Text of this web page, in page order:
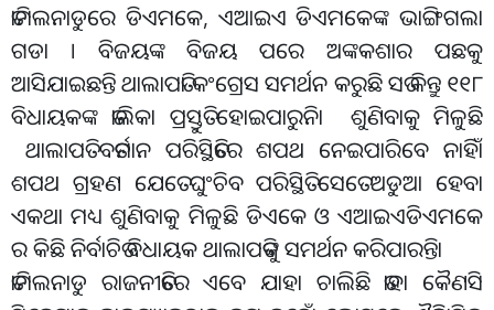
ତାମିଲନାଡୁରେ ଡିଏମକେ, ଏଆଇଏ ଡିଏମକେଙ୍କ ଭାଙ୍ଗିଗଲା
ଗଡା । ବିଜୟଙ୍କ ବିଜୟ ପରେ ଅଙ୍କକଶାର ପଛକୁ
ଆସିଯାଇଛନ୍ତି ଥାଲାପତିା କଂଗ୍ରେସ ସମର୍ଥନ କରୁଛି ସତ କିନ୍ତୁ ୧୧୮
ବିଧାୟକଙ୍କ ତାଲିକା ପ୍ରସ୍ତୁତି ହୋଇପାରୁନିା ଶୁଣିବାକୁ ମିଳୁଛି
ଥାଲାପତି ବର୍ତମାନ ପରିସ୍ଥିତିରେ ଶପଥ ନେଇପାରିବେ ନାହିାଁ
ଶପଥ ଗ୍ରହଣ ଯେତେ ଘୁଂଚିବ ପରିସ୍ଥିତି ସେତେ ଅଡୁଆ ହେବା
ଏକଥା ମଧ୍ୟ ଶୁଣିବାକୁ ମିଳୁଛି ଡିଏକେ ଓ ଏଆଇଏଡିଏମକେ
ର କିଛି ନିର୍ବାଚିତ ବିଧାୟକ ଥାଲାପତିଙ୍କୁ ସମର୍ଥନ କରିପାରନ୍ତିା
ତାମିଲନାଡୁ ରାଜନୀତିରେ ଏବେ ଯାହା ଚାଲିଛି ତାହା କୈଣସି